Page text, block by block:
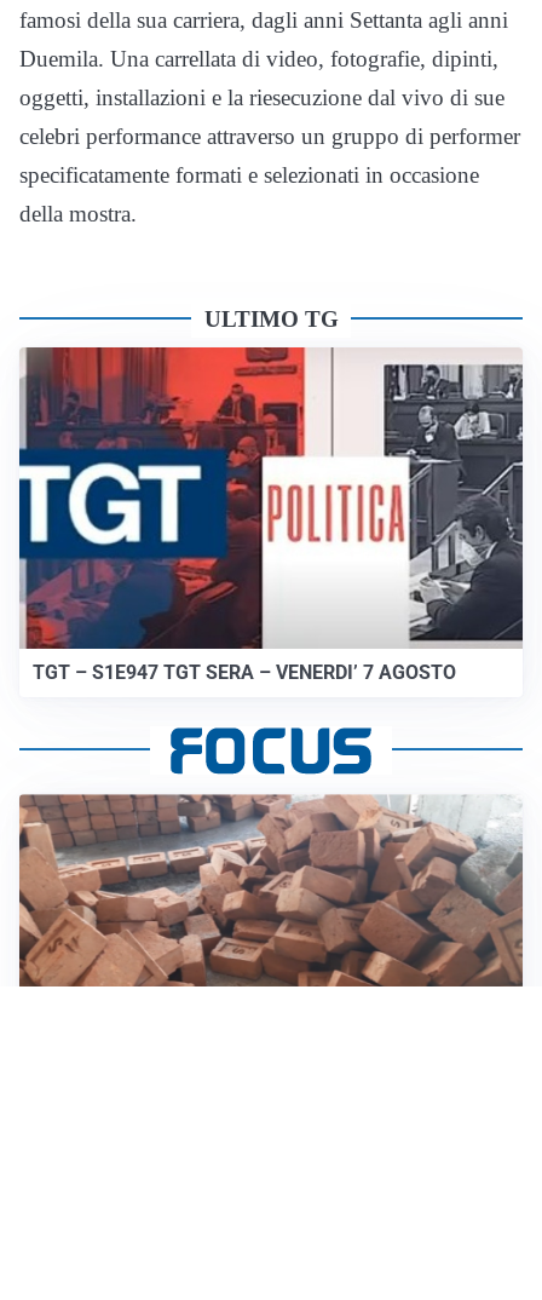
famosi della sua carriera, dagli anni Settanta agli anni
Duemila. Una carrellata di video, fotografie, dipinti,
oggetti, installazioni e la riesecuzione dal vivo di sue
celebri performance attraverso un gruppo di performer
specificatamente formati e selezionati in occasione
della mostra.
ULTIMO TG
TGT – S1E947 TGT SERA – VENERDI’ 7 AGOSTO